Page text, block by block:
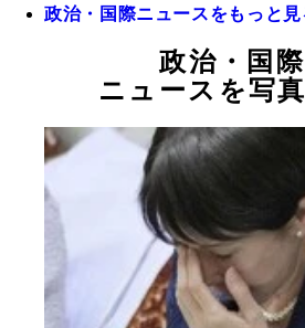
政治・国際ニュースをもっと見
政治・国
ニュースを写